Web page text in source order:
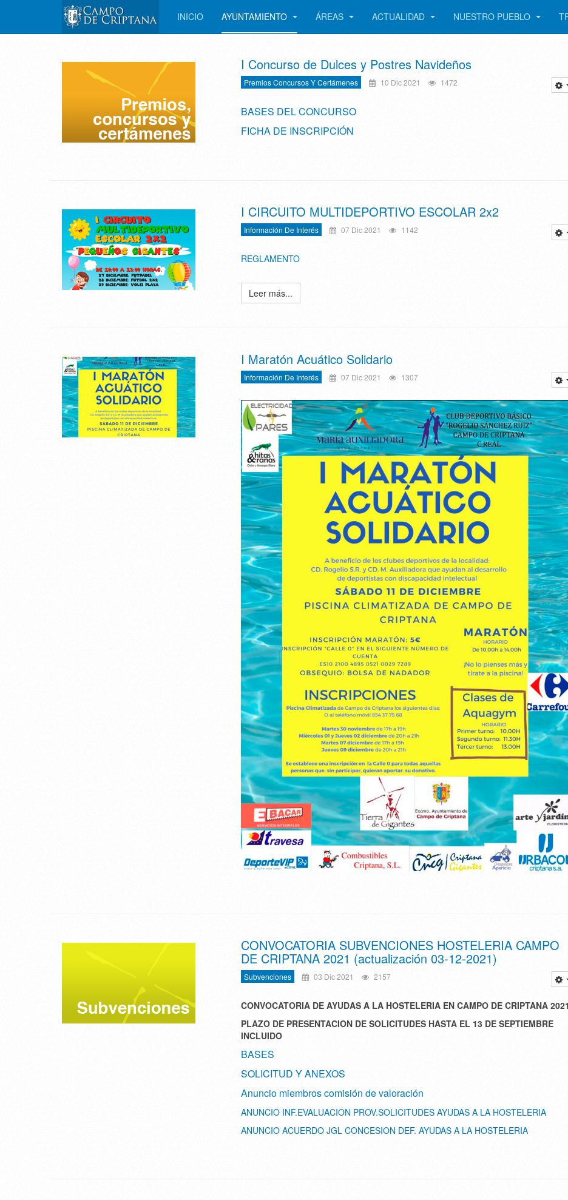
INICIO AYUNTAMIENTO ÁREAS ACTUALIDAD NUESTRO PUEBLO
I Concurso de Dulces y Postres Navideños
Premios Concursos Y Certámenes 10 Dic 2021 1472
BASES DEL CONCURSO
FICHA DE INSCRIPCIÓN
I CIRCUITO MULTIDEPORTIVO ESCOLAR 2x2
Información De Interés 07 Dic 2021 1142
REGLAMENTO
Leer más...
I Maratón Acuático Solidario
Información De Interés 07 Dic 2021 1307
CONVOCATORIA SUBVENCIONES HOSTELERIA CAMPO
DE CRIPTANA 2021 (actualización 03-12-2021)
Subvenciones 03 Dic 2021 2157
CONVOCATORIA DE AYUDAS A LA HOSTELERIA EN CAMPO DE CRIPTANA 2021
PLAZO DE PRESENTACION DE SOLICITUDES HASTA EL 13 DE SEPTIEMBRE
INCLUIDO
BASES
SOLICITUD Y ANEXOS
Anuncio miembros comisión de valoración
ANUNCIO INF.EVALUACION PROV.SOLICITUDES AYUDAS A LA HOSTELERIA
ANUNCIO ACUERDO JGL CONCESION DEF. AYUDAS A LA HOSTELERIA